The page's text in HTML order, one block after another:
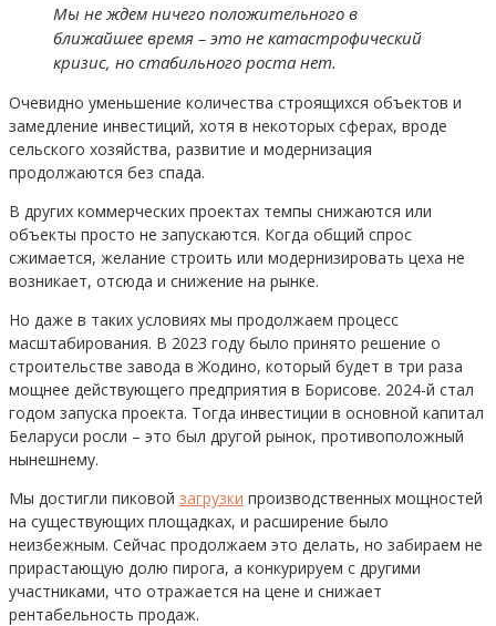
Мы не ждем ничего положительного в
ближайшее время – это не катастрофический
кризис, но стабильного роста нет.
Очевидно уменьшение количества строящихся объектов и
замедление инвестиций, хотя в некоторых сферах, вроде
сельского хозяйства, развитие и модернизация
продолжаются без спада.
В других коммерческих проектах темпы снижаются или
объекты просто не запускаются. Когда общий спрос
сжимается, желание строить или модернизировать цеха не
возникает, отсюда и снижение на рынке.
Но даже в таких условиях мы продолжаем процесс
масштабирования. В 2023 году было принято решение о
строительстве завода в Жодино, который будет в три раза
мощнее действующего предприятия в Борисове. 2024-й стал
годом запуска проекта. Тогда инвестиции в основной капитал
Беларуси росли – это был другой рынок, противоположный
нынешнему.
Мы достигли пиковой загрузки производственных мощностей
на существующих площадках, и расширение было
неизбежным. Сейчас продолжаем это делать, но забираем не
прирастающую долю пирога, а конкурируем с другими
участниками, что отражается на цене и снижает
рентабельность продаж.